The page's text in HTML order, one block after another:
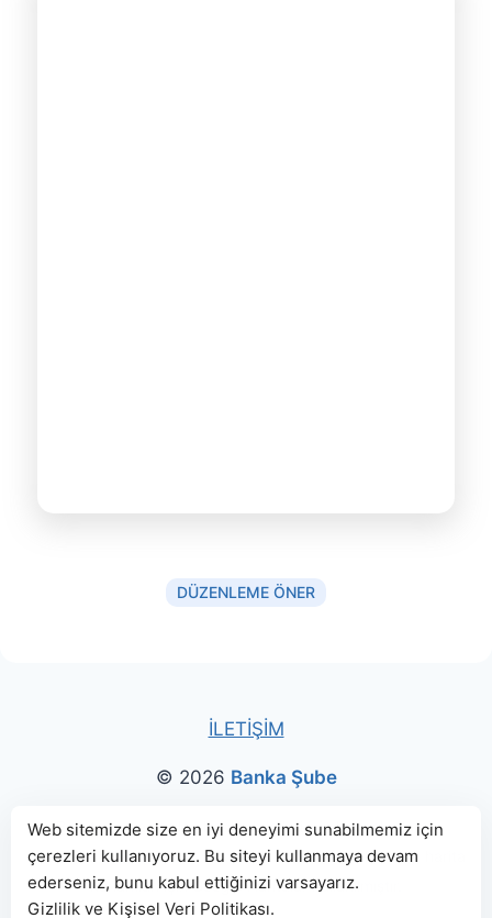
DÜZENLEME ÖNER
İLETİŞİM
© 2026 Banka Şube
Bu sitede paylaşılan banka bilgileri için kaynak olarak
genellikle TBBveBDDKweb sitelerinden faydalanılmış, harita
konumları için Google Haritalar kullanılmıştır.
Web sitemizde size en iyi deneyimi sunabilmemiz için
çerezleri kullanıyoruz. Bu siteyi kullanmaya devam
ederseniz, bunu kabul ettiğinizi varsayarız.
Gizlilik ve Kişisel Veri Politikası.